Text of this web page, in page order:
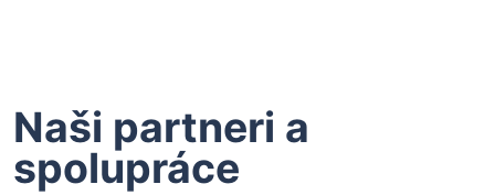
Naši partneri a
spolupráce